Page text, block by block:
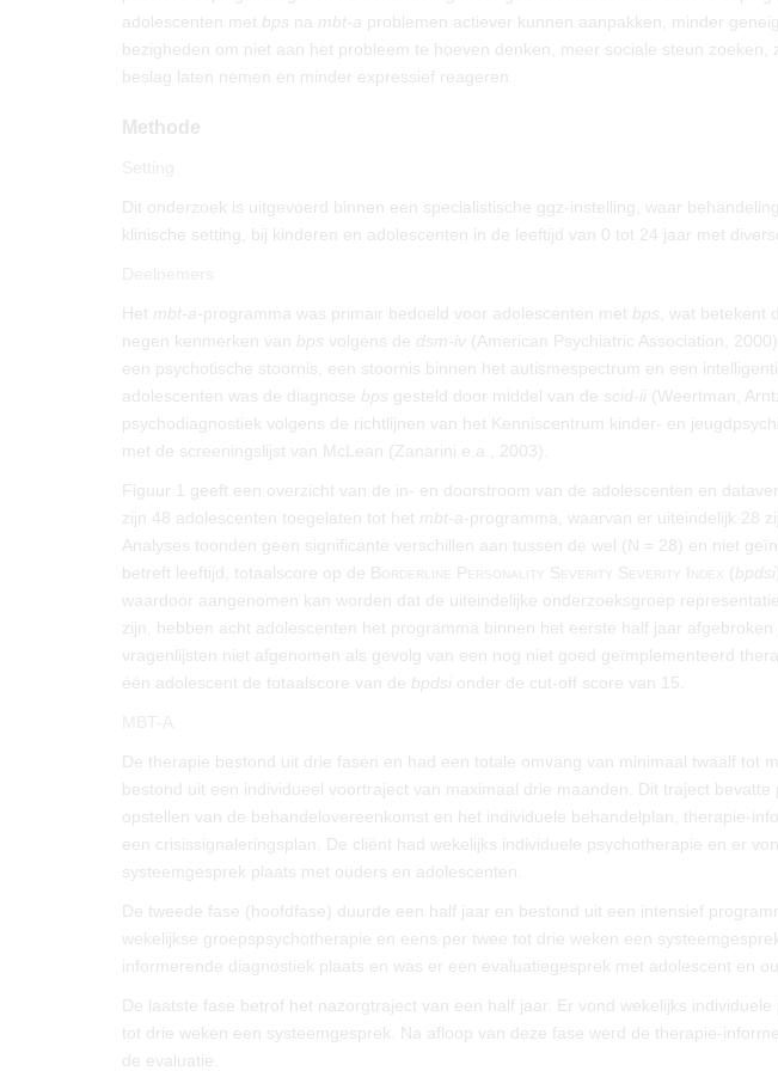
adolescenten met bps na mbt-a problemen actiever kunnen aanpakken, minder
bezigheden om niet aan het probleem te hoeven denken, meer sociale steun zoeken,
beslag laten nemen en minder expressief reageren.
Methode
Dit onderzoek is uitgevoerd binnen een specialistische ggz-instelling, waar
klinische setting, bij kinderen en adolescenten in de leeftijd van 0 tot 24 jaar met
Het mbt-a-programma was primair bedoeld voor adolescenten met bps , wat
negen kenmerken van bps volgens de dsm-iv (American Psychiatric Association,
een psychotische stoornis, een stoornis binnen het autismespectrum en een
adolescenten was de diagnose bps gesteld door middel van de scid-ii (Weertman,
psychodiagnostiek volgens de richtlijnen van het Kenniscentrum kinder- en
met de screeningslijst van McLean (Zanarini e.a., 2003).
Figuur 1 geeft een overzicht van de in- en doorstroom van de adolescenten en
zijn 48 adolescenten toegelaten tot het mbt-a-programma, waarvan er uiteindelijk 28
Analyses toonden geen significante verschillen aan tussen de wel ( N = 28) en niet
betreft leeftijd, totaalscore op de Borderline Personality Severity Severity Index ( bpdsi
waardoor aangenomen kan worden dat de uiteindelijke onderzoeksgroep
zijn, hebben acht adolescenten het programma binnen het eerste half jaar
vragenlijsten niet afgenomen als gevolg van een nog niet goed geïmplementeerd
één adolescent de totaalscore van de bpdsi onder de cut-off score van 15.
De therapie bestond uit drie fasen en had een totale omvang van minimaal twaalf tot
bestond uit een individueel voortraject van maximaal drie maanden. Dit traject bevatte
opstellen van de behandelovereenkomst en het individuele behandelplan, therapie-
een crisissignaleringsplan. De cliënt had wekelijks individuele psychotherapie en er
systeemgesprek plaats met ouders en adolescenten.
De tweede fase (hoofdfase) duurde een half jaar en bestond uit een intensief
wekelijkse groepspsychotherapie en eens per twee tot drie weken een
informerende diagnostiek plaats en was er een evaluatiegesprek met adolescent en
De laatste fase betrof het nazorgtraject van een half jaar. Er vond wekelijks
tot drie weken een systeemgesprek. Na afloop van deze fase werd de therapie-
de evaluatie.